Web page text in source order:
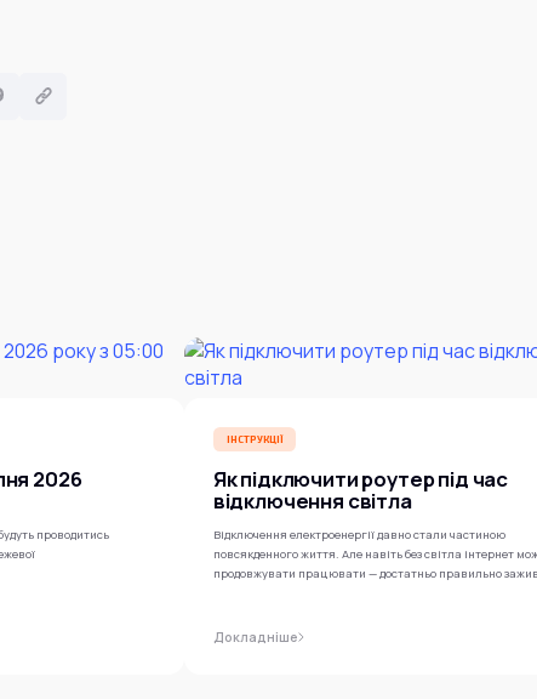
2026
проводитись
ІНСТРУКЦІЇ
Як підключити роутер під час
відключення світла
Відключення електроенергії давно стали частиною
повсякденного життя. Але навіть без світла інтернет
продовжувати працювати — достатньо правильно
Докладніше